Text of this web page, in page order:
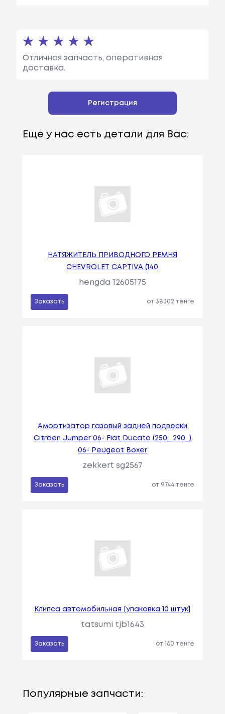
Отличная запчасть, оперативная
доставка.
Регистрация
Еще у нас есть детали для Вас:
НАТЯЖИТЕЛЬ ПРИВОДНОГО РЕМНЯ
CHEVROLET CAPTIVA (140
hengda 12605175
Заказать от 38302 тенге
Амортизатор газовый задней подвески
Citroen Jumper 06- Fiat Ducato (250_ 290_)
06- Peugeot Boxer
zekkert sg2567
Заказать от 9744 тенге
Клипса автомобильная [упаковка 10 штук]
tatsumi tjb1643
Заказать от 160 тенге
Популярные запчасти: